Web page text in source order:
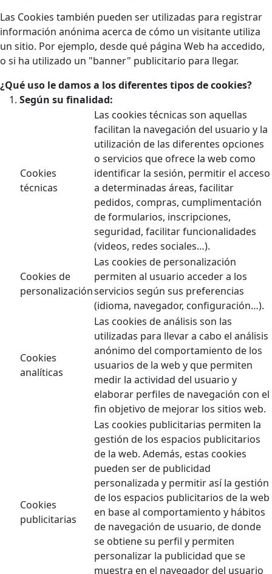
Las Cookies también pueden ser utilizadas para registrar
información anónima acerca de cómo un visitante utiliza
un sitio. Por ejemplo, desde qué página Web ha accedido,
o si ha utilizado un "banner" publicitario para llegar.
¿Qué uso le damos a los diferentes tipos de cookies?
Según su finalidad:
Cookies
técnicas
Las cookies técnicas son aquellas
facilitan la navegación del usuario y la
utilización de las diferentes opciones
o servicios que ofrece la web como
identificar la sesión, permitir el acceso
a determinadas áreas, facilitar
pedidos, compras, cumplimentación
de formularios, inscripciones,
seguridad, facilitar funcionalidades
(videos, redes sociales…).
Cookies de
personalización
Las cookies de personalización
permiten al usuario acceder a los
servicios según sus preferencias
(idioma, navegador, configuración…).
Cookies
analíticas
Las cookies de análisis son las
utilizadas para llevar a cabo el análisis
anónimo del comportamiento de los
usuarios de la web y que permiten
medir la actividad del usuario y
elaborar perfiles de navegación con el
fin objetivo de mejorar los sitios web.
Cookies
publicitarias
Las cookies publicitarias permiten la
gestión de los espacios publicitarios
de la web. Además, estas cookies
pueden ser de publicidad
personalizada y permitir así la gestión
de los espacios publicitarios de la web
en base al comportamiento y hábitos
de navegación de usuario, de donde
se obtiene su perfil y permiten
personalizar la publicidad que se
muestra en el navegador del usuario